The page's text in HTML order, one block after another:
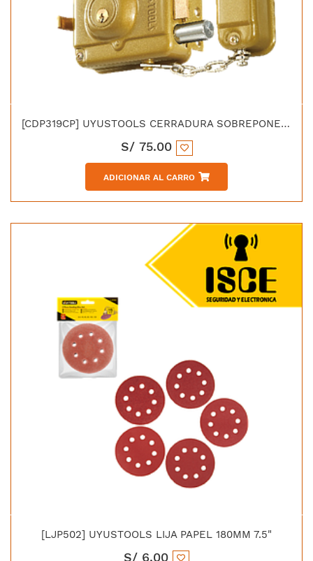
[CDP319CP] UYUSTOOLS CERRADURA SOBREPONER PLUS TRIPLE CON PIVOTES 19mm
S/ 75.00
ADICIONAR AL CARRO
[LJP502] UYUSTOOLS LIJA PAPEL 180MM 7.5"
S/ 6.00